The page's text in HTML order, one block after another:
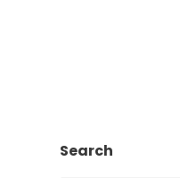
Search